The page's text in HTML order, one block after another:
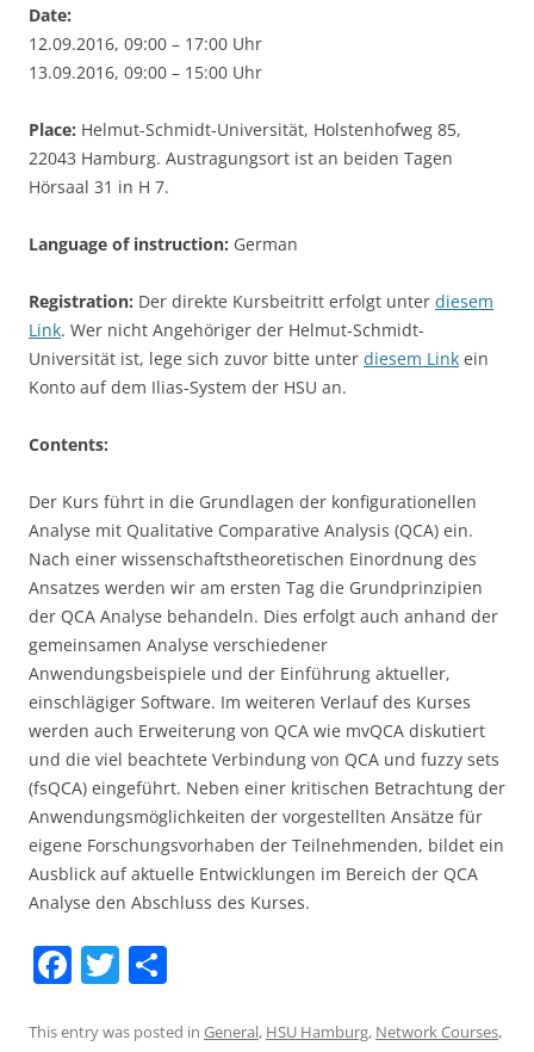
Date:
12.09.2016, 09:00 – 17:00 Uhr
13.09.2016, 09:00 – 15:00 Uhr
Place: Helmut-Schmidt-Universität, Holstenhofweg 85,
22043 Hamburg. Austragungsort ist an beiden Tagen
Hörsaal 31 in H 7.
Language of instruction: German
Registration: Der direkte Kursbeitritt erfolgt unter diesem
Link. Wer nicht Angehöriger der Helmut-Schmidt-
Universität ist, lege sich zuvor bitte unter diesem Link ein
Konto auf dem Ilias-System der HSU an.
Contents:
Der Kurs führt in die Grundlagen der konfigurationellen
Analyse mit Qualitative Comparative Analysis (QCA) ein.
Nach einer wissenschaftstheoretischen Einordnung des
Ansatzes werden wir am ersten Tag die Grundprinzipien
der QCA Analyse behandeln. Dies erfolgt auch anhand der
gemeinsamen Analyse verschiedener
Anwendungsbeispiele und der Einführung aktueller,
einschlägiger Software. Im weiteren Verlauf des Kurses
werden auch Erweiterung von QCA wie mvQCA diskutiert
und die viel beachtete Verbindung von QCA und fuzzy sets
(fsQCA) eingeführt. Neben einer kritischen Betrachtung der
Anwendungsmöglichkeiten der vorgestellten Ansätze für
eigene Forschungsvorhaben der Teilnehmenden, bildet ein
Ausblick auf aktuelle Entwicklungen im Bereich der QCA
Analyse den Abschluss des Kurses.
F
c
T
itt ar
This entry was posted in General, HSU Hamburg, Network Courses,